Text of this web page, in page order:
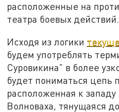
расположенные на
театра боевых действий.
Исходя из логики
будем употреблять
Суровикина" в более
будет пониматься цепь
расположенная к
Волноваха, тянущаяся